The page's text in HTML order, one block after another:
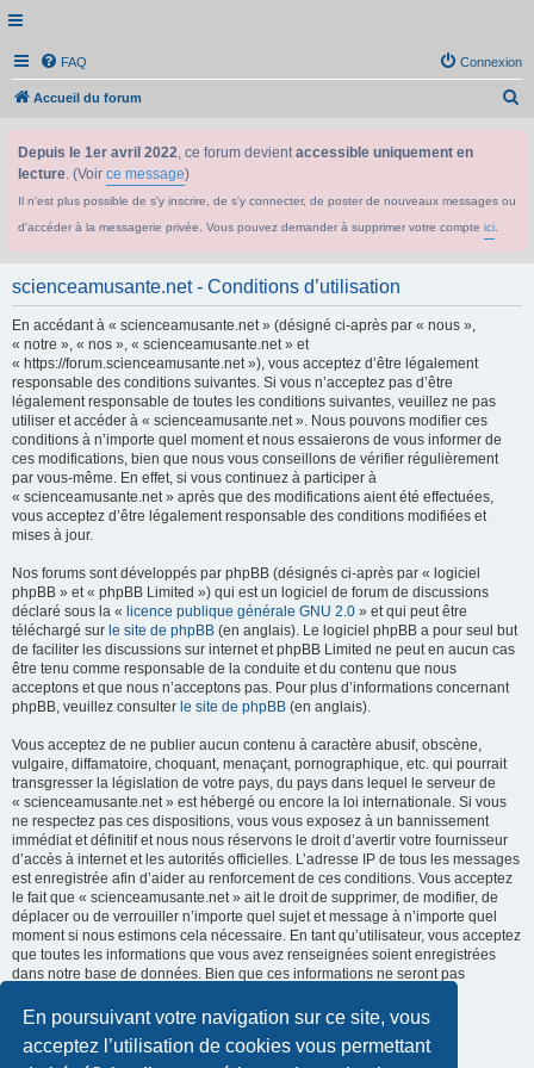
En poursuivant votre navigation sur ce site, vous
acceptez l’utilisation de cookies vous permettant
FAQ Connexion
Accueil du forum
Depuis le 1er avril 2022, ce forum devientaccessible uniquement en
lecture. (Voir ce message)
Il n'est plus possible de s'y inscrire, de s'y connecter, de poster de nouveaux messages ou
d'accéder à la messagerie privée. Vous pouvez demander à supprimer votre compte ici
scienceamusante.net - Conditions d’utilisation
En accédant à « scienceamusante.net » (désigné ci-après par « nous »,
« notre », « nos », « scienceamusante.net » et
« https://forum.scienceamusante.net »), vous acceptez d’être légalement
responsable des conditions suivantes. Si vous n’acceptez pas d’être
légalement responsable de toutes les conditions suivantes, veuillez ne pas
utiliser et accéder à « scienceamusante.net ». Nous pouvons modifier ces
conditions à n’importe quel moment et nous essaierons de vous informer de
ces modifications, bien que nous vous conseillons de vérifier régulièrement
par vous-même. En effet, si vous continuez à participer à
« scienceamusante.net » après que des modifications aient été effectuées,
vous acceptez d’être légalement responsable des conditions modifiées et
mises à jour.
Nos forums sont développés par phpBB (désignés ci-après par « logiciel
phpBB » et « phpBB Limited ») qui est un logiciel de forum de discussions
déclaré sous la « licence publique générale GNU 2.0 » et qui peut être
téléchargé sur le site de phpBB (en anglais). Le logiciel phpBB a pour seul but
de faciliter les discussions sur internet et phpBB Limited ne peut en aucun cas
être tenu comme responsable de la conduite et du contenu que nous
acceptons et que nous n’acceptons pas. Pour plus d’informations concernant
phpBB, veuillez consulter le site de phpBB (en anglais).
Vous acceptez de ne publier aucun contenu à caractère abusif, obscène,
vulgaire, diffamatoire, choquant, menaçant, pornographique, etc. qui pourrait
transgresser la législation de votre pays, du pays dans lequel le serveur de
« scienceamusante.net » est hébergé ou encore la loi internationale. Si vous
ne respectez pas ces dispositions, vous vous exposez à un bannissement
immédiat et définitif et nous nous réservons le droit d’avertir votre fournisseur
d’accès à internet et les autorités officielles. L’adresse IP de tous les messages
est enregistrée afin d’aider au renforcement de ces conditions. Vous acceptez
le fait que « scienceamusante.net » ait le droit de supprimer, de modifier, de
déplacer ou de verrouiller n’importe quel sujet et message à n’importe quel
moment si nous estimons cela nécessaire. En tant qu’utilisateur, vous acceptez
que toutes les informations que vous avez renseignées soient enregistrées
dans notre base de données. Bien que ces informations ne seront pas
« scienceamusante.net », ni phpBB, ne pourront être tenus comme
responsables en cas de tentative de piratage informatique visant à
compromettre vos données.